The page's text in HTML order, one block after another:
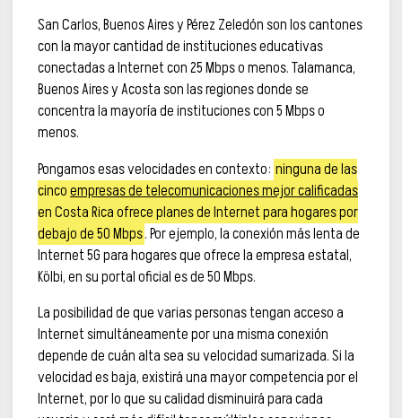
San Carlos, Buenos Aires y Pérez Zeledón son los cantones
con la mayor cantidad de instituciones educativas
conectadas a Internet con 25 Mbps o menos. Talamanca,
Buenos Aires y Acosta son las regiones donde se
concentra la mayoría de instituciones con 5 Mbps o
menos.
Pongamos esas velocidades en contexto: ninguna de las
cincoempresas de telecomunicaciones mejor calificadas
en Costa Rica ofrece planes de Internet para hogares por
debajo de 50 Mbps. Por ejemplo, la conexión más lenta de
Internet 5G para hogares que ofrece la empresa estatal,
Kölbi, en su portal oficial es de 50 Mbps.
La posibilidad de que varias personas tengan acceso a
Internet simultáneamente por una misma conexión
depende de cuán alta sea su velocidad sumarizada. Si la
velocidad es baja, existirá una mayor competencia por el
Internet, por lo que su calidad disminuirá para cada